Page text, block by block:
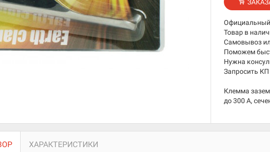
Официальный
Товар в
Самовывоз
Поможем
Нужна
Запросить КП
Клемма
до 300 А,
ХАРАКТЕРИСТИКИ